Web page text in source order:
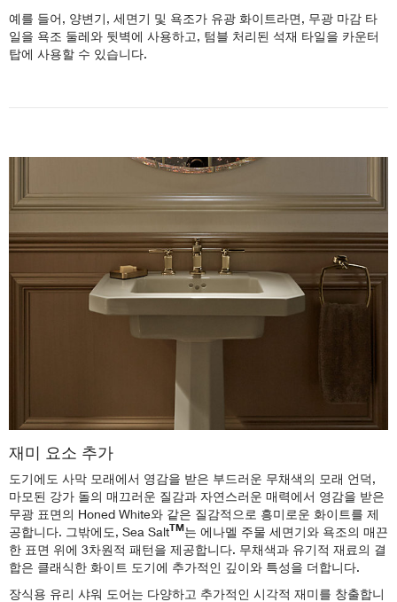
예를 들어, 양변기, 세면기 및 욕조가 유광 화이트라면, 무광 마감 타
일을 욕조 둘레와 뒷벽에 사용하고, 텀블 처리된 석재 타일을 카운터
탑에 사용할 수 있습니다.
재미 요소 추가
도기에도 사막 모래에서 영감을 받은 부드러운 무채색의 모래 언덕,
마모된 강가 돌의 매끄러운 질감과 자연스러운 매력에서 영감을 받은
무광 표면의 Honed White와 같은 질감적으로 흥미로운 화이트를 제
공합니다. 그밖에도, Sea SaltTM는 에나멜 주물 세면기와 욕조의 매끈
한 표면 위에 3차원적 패턴을 제공합니다. 무채색과 유기적 재료의 결
합은 클래식한 화이트 도기에 추가적인 깊이와 특성을 더합니다.
장식용 유리 샤워 도어는 다양하고 추가적인 시각적 재미를 창출합니